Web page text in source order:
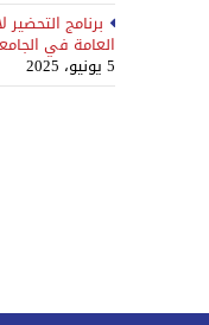
برنامج
العامة في
5 يونيو، 2025